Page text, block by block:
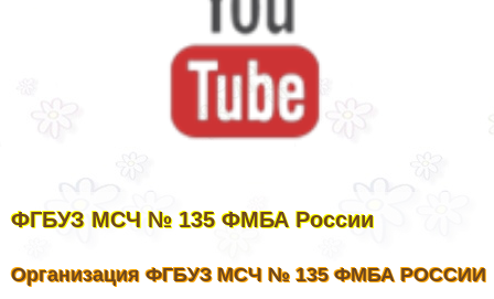
ФГБУЗ МСЧ № 135 ФМБА России
Организация ФГБУЗ МСЧ № 135 ФМБА РОССИИ